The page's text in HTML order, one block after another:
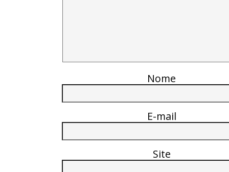
Nome
E-mail
Site